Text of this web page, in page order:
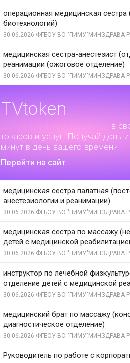
операционная медицинская сестра
биотехнологий)
30.06.2026 ФГБОУ ВО "ПИМУ"МИНЗДРАВА
медицинская сестра-анестезист
реанимации (ожоговое отделение)
30.06.2026 ФГБОУ ВО "ПИМУ"МИНЗДРАВА
TVtoken
в
товаров и услуг. Получай
минут в день вашего времени!
Перейти на сайт
медицинская сестра палатная
анестезиологии и реанимации)
30.06.2026 ФГБОУ ВО "ПИМУ"МИНЗДРАВА
медицинская сестра по массажу
детей с медицинской
30.06.2026 ФГБОУ ВО "ПИМУ"МИНЗДРАВА
инструктор по лечебной
отделение детей с медицинской
30.06.2026 ФГБОУ ВО "ПИМУ"МИНЗДРАВА
медицинский брат по массажу
диагностическое отделение)
30.06.2026 ФГБОУ ВО "ПИМУ"МИНЗДРАВА
Руководитель по работе с